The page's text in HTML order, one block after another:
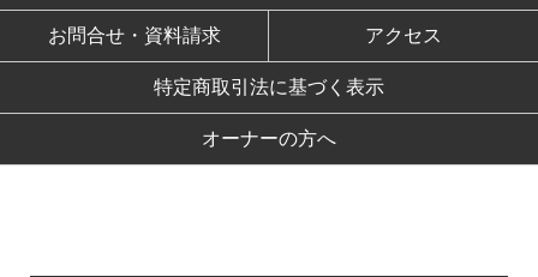
お問合せ・資料請求 アクセス
特定商取引法に基づく表示
オーナーの方へ